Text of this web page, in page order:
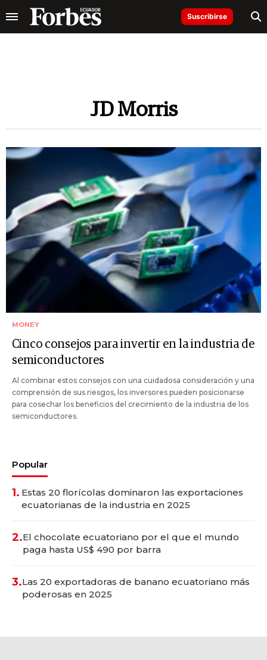
Suscribirse
JD Morris
MONEY
Cinco consejos para invertir en la industria de
semiconductores
Al combinar estos consejos con una cuidadosa consideración y una
comprensión de sus riesgos, los inversores pueden posicionarse
para cosechar los beneficios del crecimiento de la industria de los
semiconductores.
Popular
1. Estas 20 florícolas dominaron las exportaciones
ecuatorianas de la industria en 2025
2.El chocolate ecuatoriano por el que el mundo
paga hasta US$ 490 por barra
3.Las 20 exportadoras de banano ecuatoriano más
poderosas en 2025